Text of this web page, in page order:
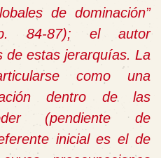
de dominación”
84-87); el autor
de estas jerarquías. La
como una
dentro de las
(pendiente de
inicial es el de